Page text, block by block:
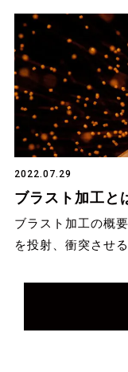
2022.07.29
ブラスト加工と
ブラスト加工の概
を投射、衝突させ